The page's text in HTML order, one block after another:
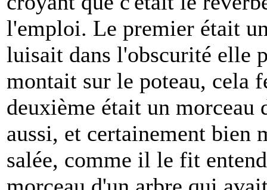
l'emploi. Le premier était
luisait dans l'obscurité elle
montait sur le poteau, cela
deuxième était un
aussi, et certainement bien
salée, comme il le fit